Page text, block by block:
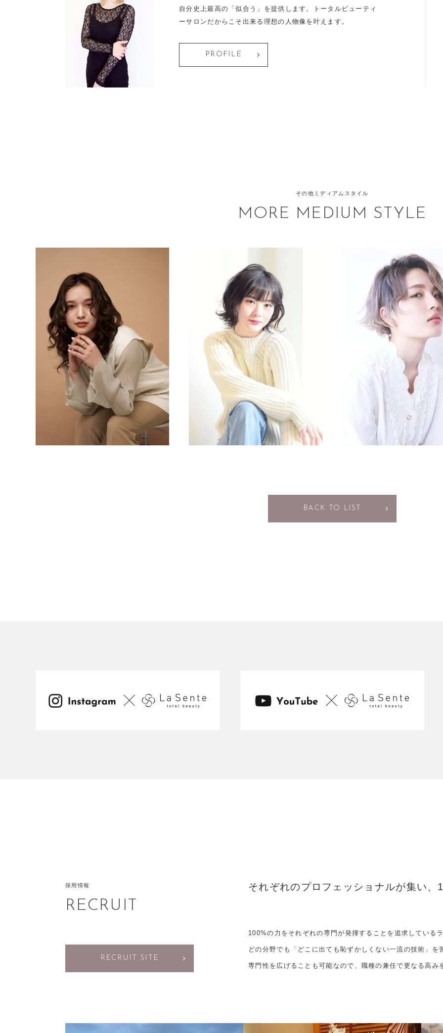
自分史上最高の「似合う」を提供します。トータルビューティ
ーサロンだからこそ出来る理想の人物像を叶えます。
PROFILE
その他ミディアムスタイル
MORE MEDIUM STYLE
BACK TO LIST
採用情報
RECRUIT
RECRUIT SITE
それぞれのプロフェッショナルが集い、
100%の力をそれぞれの専門が発揮することを追求しているラ
どの分野でも「どこに出ても恥ずかしくない一流の技術」を
専門性を広げることも可能なので、職種の兼任で更なる高み